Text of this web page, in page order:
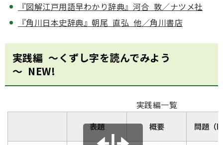
『図解江戸用語早わかり辞典』河合 敦／ナツメ社
『角川日本史辞典』朝尾 直弘 他／角川書店
実践編 ～くずし字を読んでみよう
～ NEW!
実践編一覧
表題 概要 問題（